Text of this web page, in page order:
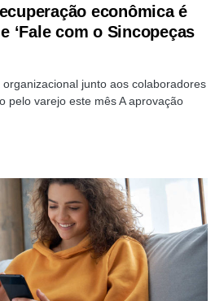
econômica é
‘Fale com o Sincopeças
junto aos colaboradores
pelo varejo este mês A aprovação